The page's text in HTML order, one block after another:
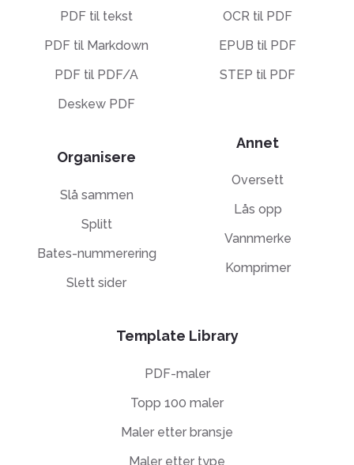
PDF til tekst
PDF til Markdown
PDF til PDF/A
Deskew PDF
Organisere
Slå sammen
Splitt
Bates-nummerering
Slett sider
OCR til PDF
EPUB til PDF
STEP til PDF
Annet
Oversett
Lås opp
Vannmerke
Komprimer
Template Library
PDF-maler
Topp 100 maler
Maler etter bransje
Maler etter type